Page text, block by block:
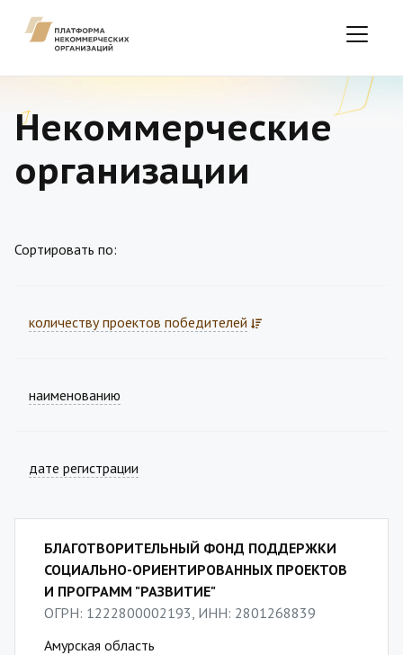
Некоммерческие
организации
Сортировать по:
количеству проектов победителей
наименованию
дате регистрации
БЛАГОТВОРИТЕЛЬНЫЙ ФОНД ПОДДЕРЖКИ
СОЦИАЛЬНО-ОРИЕНТИРОВАННЫХ ПРОЕКТОВ
И ПРОГРАММ "РАЗВИТИЕ"
ОГРН: 1222800002193, ИНН: 2801268839
Амурская область